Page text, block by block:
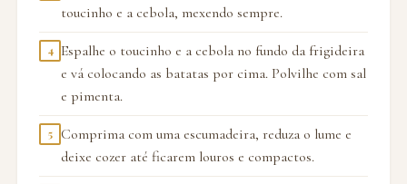
toucinho e a cebola, mexendo sempre.
4
Espalhe o toucinho e a cebola no fundo da frigideira
e vá colocando as batatas por cima. Polvilhe com sal
e pimenta.
5
Comprima com uma escumadeira, reduza o lume e
deixe cozer até ficarem louros e compactos.